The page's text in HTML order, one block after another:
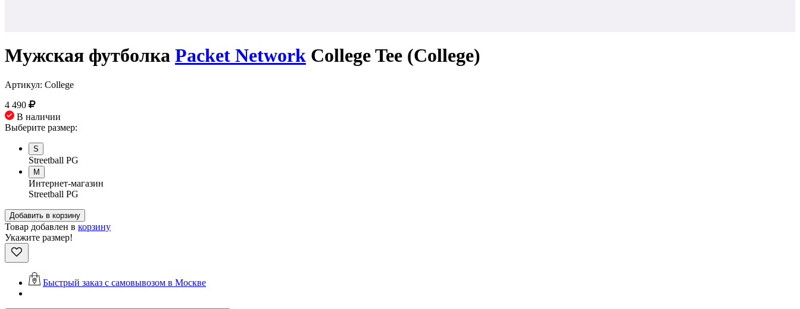
Мужская футболка Packet Network College Tee (College)
Артикул: College
4 490
В наличии
Выберите размер:
S
Streetball PG
M
Интернет-магазин
Streetball PG
Добавить в корзину
Товар добавлен в корзину
Укажите размер!
Быстрый заказ с самовывозом в Москве